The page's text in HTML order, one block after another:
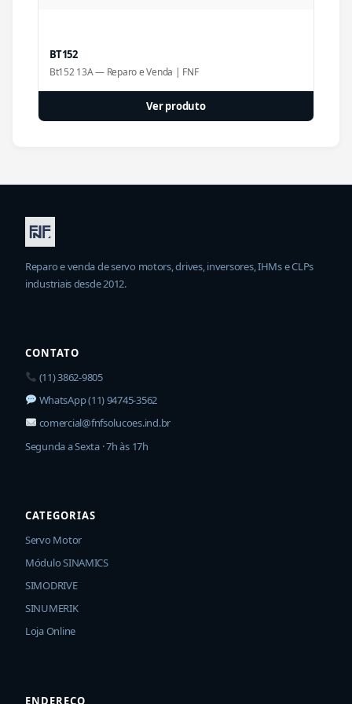
BT152
Bt152 13A — Reparo e Venda | FNF
Ver produto
Reparo e venda de servo motors, drives, inversores, IHMs e CLPs
industriais desde 2012.
CONTATO
(11) 3862-9805
WhatsApp (11) 94745-3562
comercial@fnfsolucoes.ind.br
Segunda a Sexta · 7h às 17h
CATEGORIAS
Servo Motor
Módulo SINAMICS
SIMODRIVE
SINUMERIK
Loja Online
ENDEREÇO